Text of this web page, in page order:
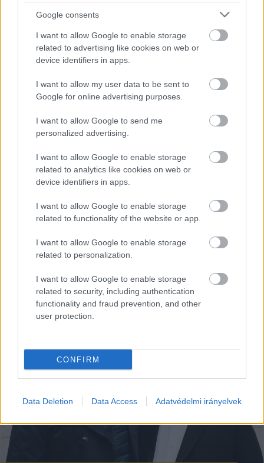
Google consents
I want to allow Google to enable storage
related to advertising like cookies on web or
device identifiers in apps.
I want to allow my user data to be sent to
Google for online advertising purposes.
I want to allow Google to send me
personalized advertising.
I want to allow Google to enable storage
related to analytics like cookies on web or
device identifiers in apps.
I want to allow Google to enable storage
related to functionality of the website or app.
I want to allow Google to enable storage
related to personalization.
I want to allow Google to enable storage
related to security, including authentication
functionality and fraud prevention, and other
user protection.
CONFIRM
Data Deletion Data Access Adatvédelmi irányelvek
Azahriah Béke című száma: felkerült,
levették, visszakerült, nem lehet
kommentelni
„Ha a disznófejű pedofil politikusok törvény felett állnak,
hol a hiba?” - szól a dalszöveg. Azahriah és